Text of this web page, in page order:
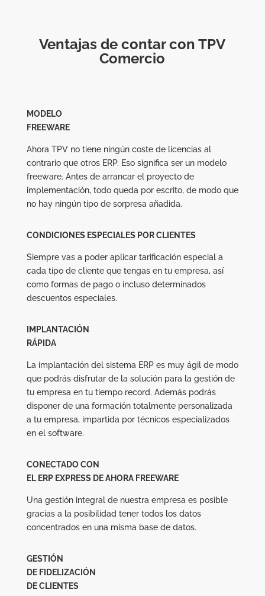
Ventajas de contar con TPV
Comercio
MODELO
FREEWARE
Ahora TPV no tiene ningún coste de licencias al
contrario que otros ERP. Eso significa ser un modelo
freeware. Antes de arrancar el proyecto de
implementación, todo queda por escrito, de modo que
no hay ningún tipo de sorpresa añadida.
CONDICIONES ESPECIALES POR CLIENTES
Siempre vas a poder aplicar tarificación especial a
cada tipo de cliente que tengas en tu empresa, así
como formas de pago o incluso determinados
descuentos especiales.
IMPLANTACIÓN
RÁPIDA
La implantación del sistema ERP es muy ágil de modo
que podrás disfrutar de la solución para la gestión de
tu empresa en tu tiempo record. Además podrás
disponer de una formación totalmente personalizada
a tu empresa, impartida por técnicos especializados
en el software.
CONECTADO CON
EL ERP EXPRESS DE AHORA FREEWARE
Una gestión integral de nuestra empresa es posible
gracias a la posibilidad tener todos los datos
concentrados en una misma base de datos.
GESTIÓN
DE FIDELIZACIÓN
DE CLIENTES